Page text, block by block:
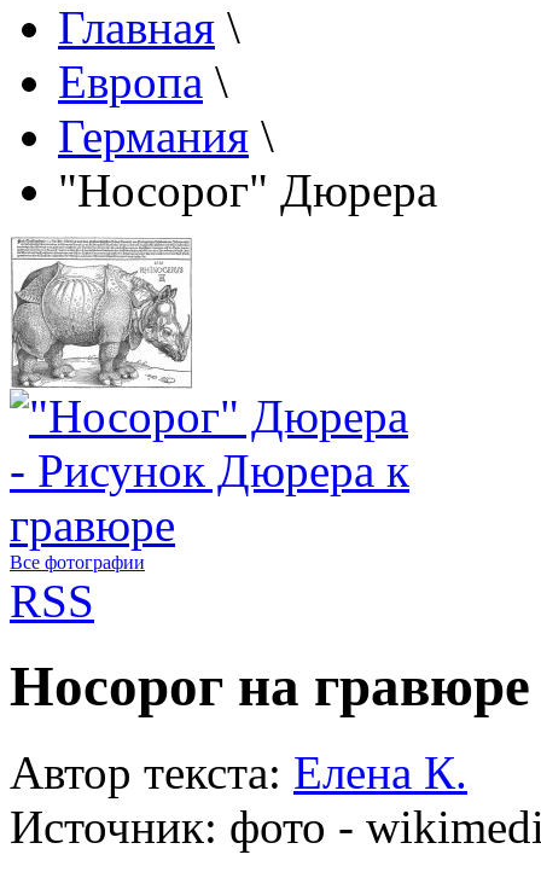
Главная \
Европа \
Германия \
"Носорог" Дюрера
Все фотографии
RSS
Носорог на
Автор текста: Елена К.
Источник: фото -